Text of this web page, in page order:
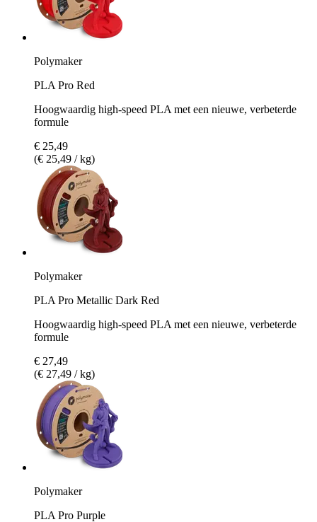
Polymaker
PLA Pro Red
Hoogwaardig high-speed PLA met een nieuwe, verbeterde
formule
€ 25,49
(€ 25,49 / kg)
Polymaker
PLA Pro Metallic Dark Red
Hoogwaardig high-speed PLA met een nieuwe, verbeterde
formule
€ 27,49
(€ 27,49 / kg)
Polymaker
PLA Pro Purple